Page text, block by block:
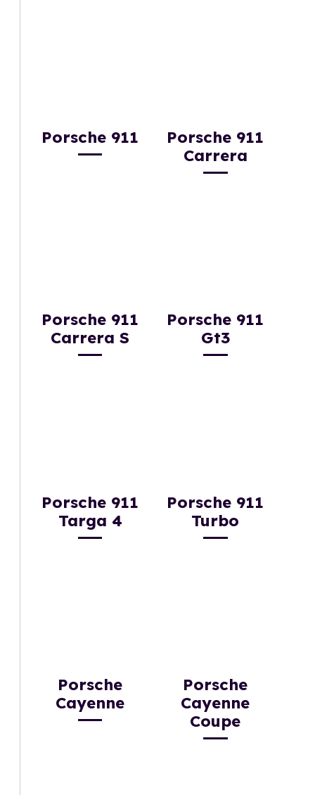
Porsche 911
Porsche 911
Carrera
Porsche 911
Carrera S
Porsche 911
Gt3
Porsche 911
Targa 4
Porsche 911
Turbo
Porsche
Cayenne
Porsche
Cayenne
Coupe